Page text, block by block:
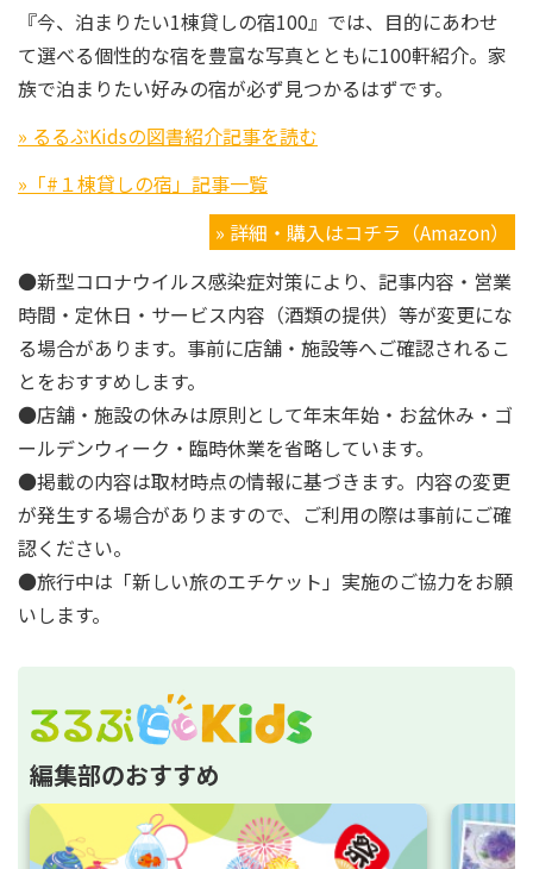
『今、泊まりたい1棟貸しの宿100』では、目的にあわせ
て選べる個性的な宿を豊富な写真とともに100軒紹介。家
族で泊まりたい好みの宿が必ず見つかるはずです。
» るるぶKidsの図書紹介記事を読む
»「#１棟貸しの宿」記事一覧
» 詳細・購入はコチラ（Amazon）
●新型コロナウイルス感染症対策により、記事内容・営業
時間・定休日・サービス内容（酒類の提供）等が変更にな
る場合があります。事前に店舗・施設等へご確認されるこ
とをおすすめします。
●店舗・施設の休みは原則として年末年始・お盆休み・ゴ
ールデンウィーク・臨時休業を省略しています。
●掲載の内容は取材時点の情報に基づきます。内容の変更
が発生する場合がありますので、ご利用の際は事前にご確
認ください。
●旅行中は「新しい旅のエチケット」実施のご協力をお願
いします。
編集部のおすすめ